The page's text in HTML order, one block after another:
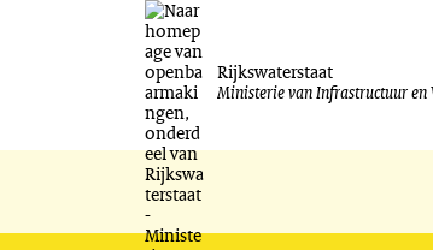
Ga
naar
inhoud
Rijkswaterstaat
Ministerie van Infrastructuur en